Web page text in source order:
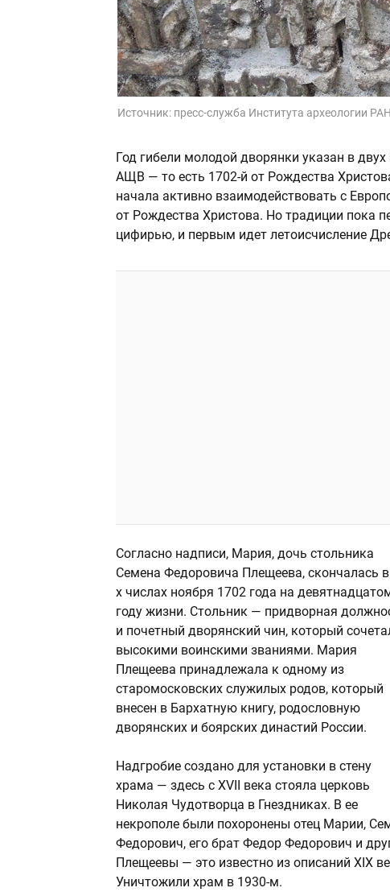
Источник: пресс-служба Института археологии РАН
Год гибели молодой дворянки указан в
АЩВ — то есть 1702-й от Рождества
начала активно взаимодействовать с
от Рождества Христова. Но традиции пока
цифирью, и первым идет летоисчисление
Согласно надписи, Мария, дочь стольника
Семена Федоровича Плещеева, скончалась
х числах ноября 1702 года на
году жизни. Стольник — придворная
и почетный дворянский чин, который
высокими воинскими званиями. Мария
Плещеева принадлежала к одному из
старомосковских служилых родов, который
внесен в Бархатную книгу, родословную
дворянских и боярских династий России.
Надгробие создано для установки в стену
храма — здесь с XVII века стояла церковь
Николая Чудотворца в Гнездниках. В ее
некрополе были похоронены отец Марии,
Федорович, его брат Федор Федорович и
Плещеевы — это известно из описаний XIX
Уничтожили храм в 1930-м.